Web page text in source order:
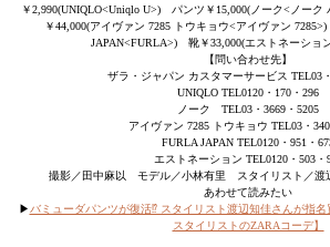
￥2,990(UNIQLO<Uniqlo U>) パンツ￥15,000(ノーク<ノー
￥44,000(アイヴァン 7285 トウキョウ<アイヴァン
JAPAN<FURLA>) 靴￥33,000(エストネーショ
【問い合わせ先】
ザラ・ジャパン カスタマーサービス TEL03
UNIQLO TEL0120・170・296
ノーク TEL03・3669・5205
アイヴァン 7285 トウキョウ TEL03・
FURLA JAPAN TEL0120・951・
エストネーション TEL0120・503・
撮影／田中麻以 モデル／小林有里 スタイリスト／
あわせて読みたい
▶ バミューダパンツが復活⁉ スタイリスト渡辺知佳さんが指
スタイリストのZARAコーデ】